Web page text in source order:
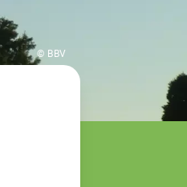
© BBV